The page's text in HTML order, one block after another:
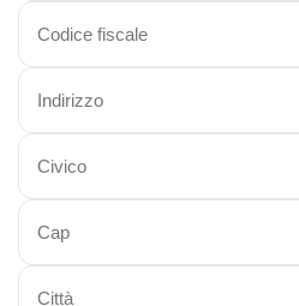
Viaggi in Kirghizistan
Viaggi in Maldive
Viaggi in Malesia